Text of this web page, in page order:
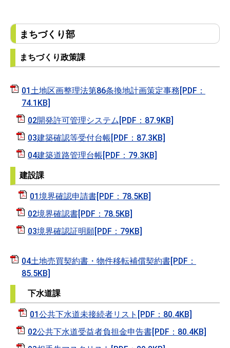
まちづくり部
まちづくり政策課
01土地区画整理法第86条換地計画策定事務[PDF：
74.1KB]
02開発許可管理システム[PDF：87.9KB]
03建築確認等受付台帳[PDF：87.3KB]
04建築道路管理台帳[PDF：79.3KB]
建設課
01境界確認申請書[PDF：78.5KB]
02境界確認書[PDF：78.5KB]
03境界確認証明願[PDF：79KB]
04土地売買契約書・物件移転補償契約書[PDF：
85.5KB]
下水道課
01公共下水道未接続者リスト[PDF：80.4KB]
02公共下水道受益者負担金申告書[PDF：80.4KB]